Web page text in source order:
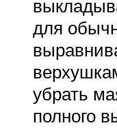
для
убрать
полного